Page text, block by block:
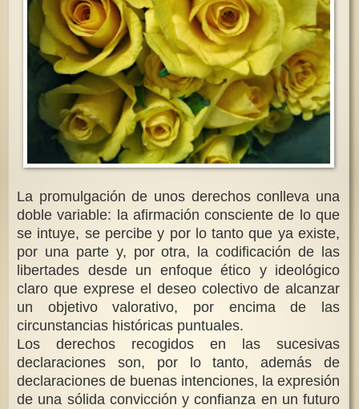
La promulgación de unos derechos conlleva una
doble variable: la afirmación consciente de lo que
se intuye, se percibe y por lo tanto que ya existe,
por una parte y, por otra, la codificación de las
libertades desde un enfoque ético y ideológico
claro que exprese el deseo colectivo de alcanzar
un objetivo valorativo, por encima de las
circunstancias históricas puntuales.
Los derechos recogidos en las sucesivas
declaraciones son, por lo tanto, además de
declaraciones de buenas intenciones, la expresión
de una sólida convicción y confianza en un futuro